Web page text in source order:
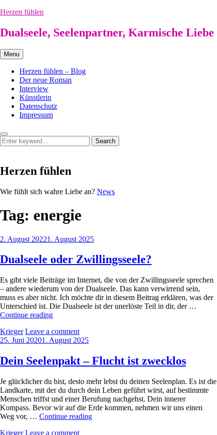
Skip
content
Herzen fühlen
Dualseele, Seelenpartner, Karmische Liebe
Menu
Herzen fühlen – Blog
Der neue Roman
Interview
Künstlerin
Datenschutz
Impressum
Search
Search
for:
Search
Herzen fühlen
Wie fühlt sich wahre Liebe an? NewsHerzen
Tag: energie
Posted
2. August 20221. August 2025
Dualseele oder Zwillingsseele?
Es gibt viele Beiträge im Internet, die von der Zwillingsseele sprechen
– andere wiederum von der Dualseele. Das kann verwirrend sein,
muss es aber nicht. Ich möchte dir in diesem Beitrag erklären, was der
Unterschied ist. Die Dualseele ist der unerlöste Teil in dir, der …
Continue readingDualseele
Zwillingsseele?
by
Krieger Leave a comment
Posted
25. Juni 20201. August 2025
Dein Seelenpakt – Flucht ist zwecklos
Je glücklicher du bist, desto mehr lebst du deinen Seelenplan. Es ist die
Landkarte, mit der du durch dein Leben geführt wirst, auf bestimmte
Menschen triffst und einer Berufung nachgehst. Dein innerer
Kompass. Bevor wir auf die Erde kommen, nehmen wir uns einen
Weg vor, … Continue readingDein
by
Krieger Leave a comment